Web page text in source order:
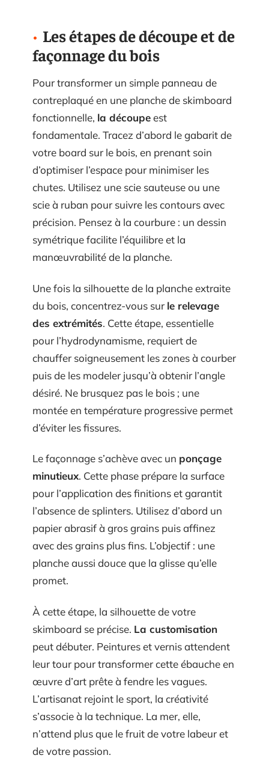
Les étapes de découpe et de
façonnage du bois
Pour transformer un simple panneau de
contreplaqué en une planche de skimboard
fonctionnelle, la découpeest
fondamentale. Tracez d’abord le gabarit de
votre board sur le bois, en prenant soin
d’optimiser l’espace pour minimiser les
chutes. Utilisez une scie sauteuse ou une
scie à ruban pour suivre les contours avec
précision. Pensez à la courbure : un dessin
symétrique facilite l’équilibre et la
manœuvrabilité de la planche.
Une fois la silhouette de la planche extraite
du bois, concentrez-vous sur le relevage
des extrémités. Cette étape, essentielle
pour l’hydrodynamisme, requiert de
chauffer soigneusement les zones à courber
puis de les modeler jusqu’à obtenir l’angle
désiré. Ne brusquez pas le bois ; une
montée en température progressive permet
d’éviter les fissures.
Le façonnage s’achève avec un ponçage
minutieux. Cette phase prépare la surface
pour l’application des finitions et garantit
l’absence de splinters. Utilisez d’abord un
papier abrasif à gros grains puis affinez
avec des grains plus fins. L’objectif : une
planche aussi douce que la glisse qu’elle
promet.
À cette étape, la silhouette de votre
skimboard se précise. La customisation
peut débuter. Peintures et vernis attendent
leur tour pour transformer cette ébauche en
œuvre d’art prête à fendre les vagues.
L’artisanat rejoint le sport, la créativité
s’associe à la technique. La mer, elle,
n’attend plus que le fruit de votre labeur et
de votre passion.